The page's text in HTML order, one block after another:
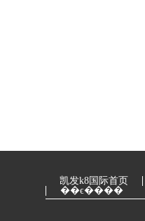
凯发k8国际首页
��ϵ����